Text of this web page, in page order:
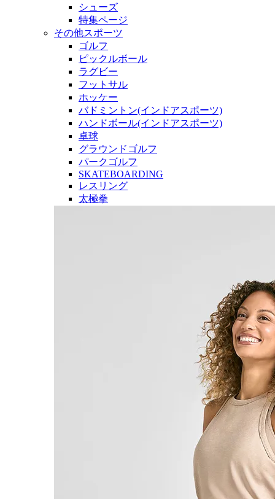
シューズ
特集ページ
その他スポーツ
ゴルフ
ピックルボール
ラグビー
フットサル
ホッケー
バドミントン(インドアスポーツ)
ハンドボール(インドアスポーツ)
卓球
グラウンドゴルフ
パークゴルフ
SKATEBOARDING
レスリング
太極拳